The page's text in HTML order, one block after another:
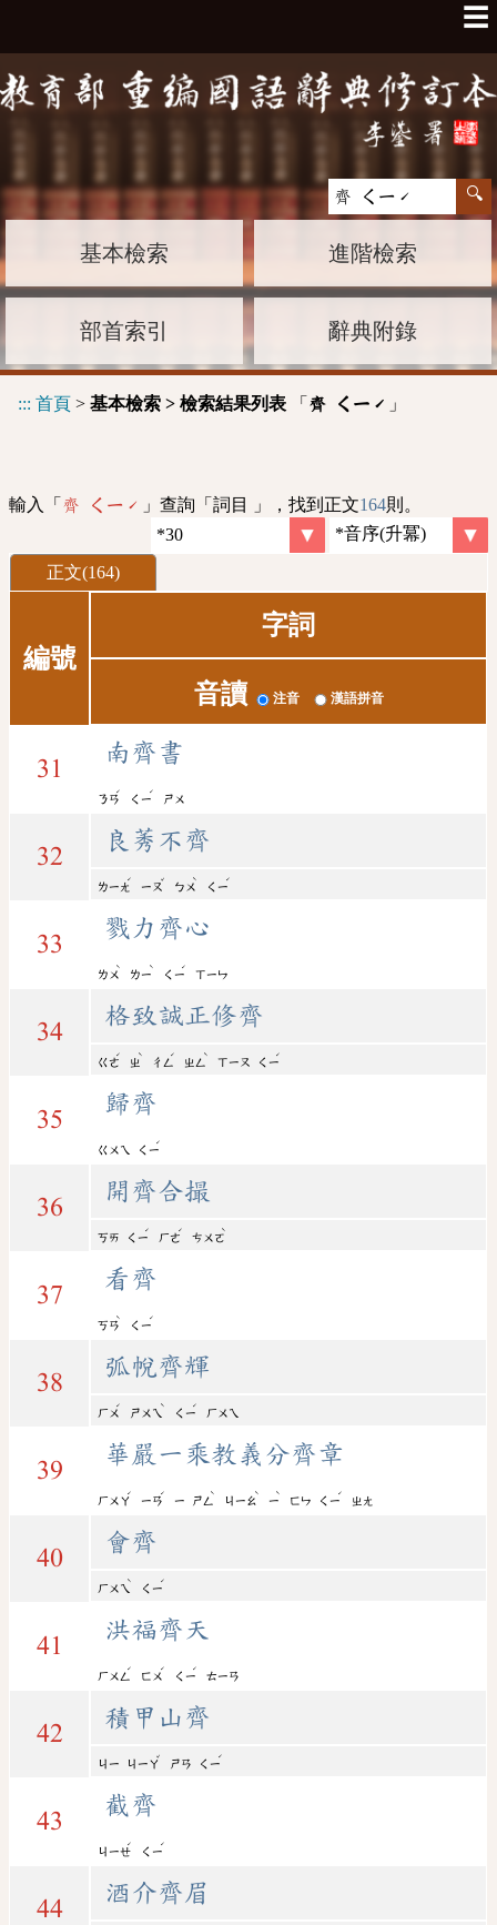
☰
基本檢索 進階檢索
部首索引 辭典附錄
::: 首頁 > 基本檢索 > 檢索結果列表 「 齊 ㄑㄧˊ 」
輸入「 齊 ㄑㄧˊ 」查詢「詞目 」，找到正文164則。
正文(164)
編號
字詞
音讀 注音 漢語拼音
31
南齊書
ㄋㄢ
ˊ
ㄑㄧ
ˊ
ㄕㄨ
32
良莠不齊
ㄌㄧㄤ
ˊ
ㄧㄡ
ˇ
ㄅㄨ
ˋ
ㄑㄧ
ˊ
33
戮力齊心
ㄌㄨ
ˋ
ㄌㄧ
ˋ
ㄑㄧ
ˊ
ㄒㄧㄣ
34
格致誠正修齊
ㄍㄜ
ˊ
ㄓ
ˋ
ㄔㄥ
ˊ
ㄓㄥ
ˋ
ㄒㄧㄡ ㄑㄧ
ˊ
35
歸齊
ㄍㄨㄟ ㄑㄧ
ˊ
36
開齊合撮
ㄎㄞ ㄑㄧ
ˊ
ㄏㄜ
ˊ
ㄘㄨㄛ
ˋ
37
看齊
ㄎㄢ
ˋ
ㄑㄧ
ˊ
38
弧帨齊輝
ㄏㄨ
ˊ
ㄕㄨㄟ
ˋ
ㄑㄧ
ˊ
ㄏㄨㄟ
39
華嚴一乘教義分齊章
ㄏㄨㄚ
ˊ
ㄧㄢ
ˊ
ㄧ ㄕㄥ
ˋ
ㄐㄧㄠ
ˋ
ㄧ
ˋ
ㄈㄣ ㄑㄧ
ˊ
ㄓㄤ
40
會齊
ㄏㄨㄟ
ˋ
ㄑㄧ
ˊ
41
洪福齊天
ㄏㄨㄥ
ˊ
ㄈㄨ
ˊ
ㄑㄧ
ˊ
ㄊㄧㄢ
42
積甲山齊
ㄐㄧ ㄐㄧㄚ
ˇ
ㄕㄢ ㄑㄧ
ˊ
43
截齊
ㄐㄧㄝ
ˊ
ㄑㄧ
ˊ
44
酒介齊眉